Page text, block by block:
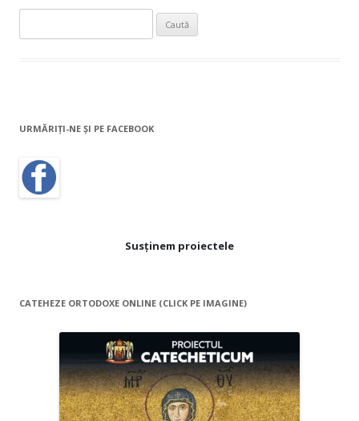
după:
URMĂRIȚI-NE ŞI PE FACEBOOK
Susținem proiectele
CATEHEZE ORTODOXE ONLINE (CLICK PE IMAGINE)